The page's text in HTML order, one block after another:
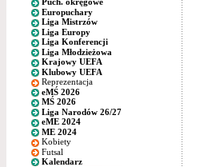
Puch. okręgowe
Europuchary
Liga Mistrzów
Liga Europy
Liga Konferencji
Liga Młodzieżowa
Krajowy UEFA
Klubowy UEFA
Reprezentacja
eMŚ 2026
MŚ 2026
Liga Narodów 26/27
eME 2024
ME 2024
Kobiety
Futsal
Kalendarz